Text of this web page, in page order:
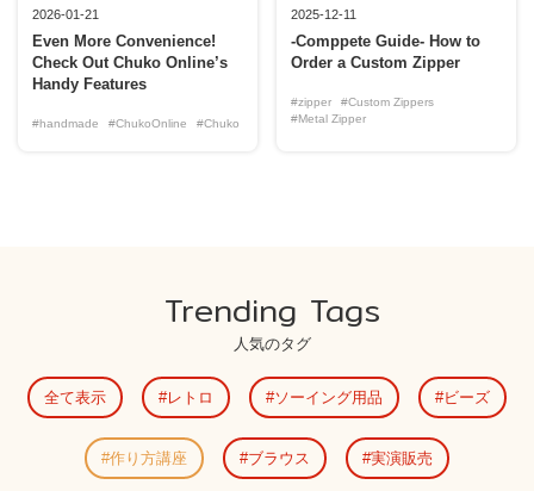
2026-01-21
Even More Convenience!
Check Out Chuko Online’s
Handy Features
#handmade #ChukoOnline #Chuko
2025-12-11
-Comppete Guide- How to
Order a Custom Zipper
#zipper
#Custom Zippers
#Metal Zipper
Trending Tags
人気のタグ
全て表示 レトロ ソーイング用品 ビーズ
作り方講座 ブラウス 実演販売